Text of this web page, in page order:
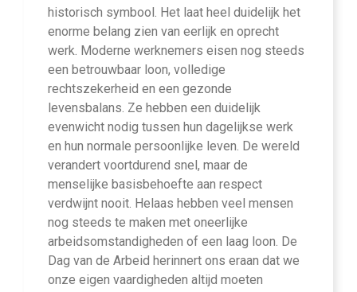
historisch symbool. Het laat heel duidelijk het
enorme belang zien van eerlijk en oprecht
werk. Moderne werknemers eisen nog steeds
een betrouwbaar loon, volledige
rechtszekerheid en een gezonde
levensbalans. Ze hebben een duidelijk
evenwicht nodig tussen hun dagelijkse werk
en hun normale persoonlijke leven. De wereld
verandert voortdurend snel, maar de
menselijke basisbehoefte aan respect
verdwijnt nooit. Helaas hebben veel mensen
nog steeds te maken met oneerlijke
arbeidsomstandigheden of een laag loon. De
Dag van de Arbeid herinnert ons eraan dat we
onze eigen vaardigheden altijd moeten